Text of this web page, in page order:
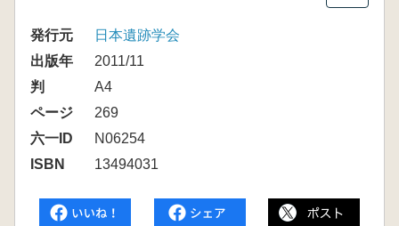
発行元
日本遺跡学会
出版年
2011/11
判
A4
ページ
269
六一ID
N06254
ISBN
13494031